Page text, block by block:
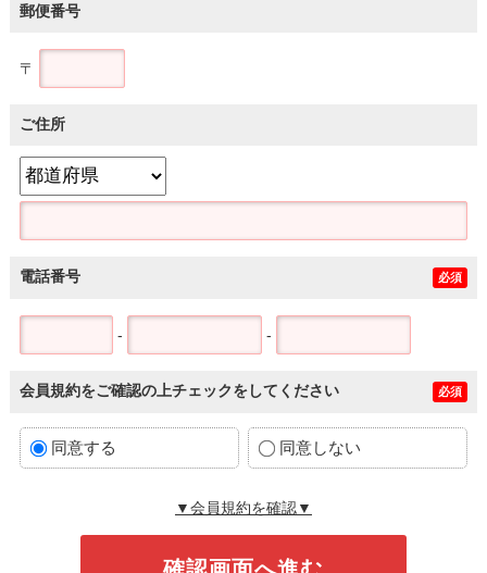
郵便番号
〒
ご住所
電話番号 必須
- -
会員規約をご確認の上チェックをしてください 必須
同意する 同意しない
▼会員規約を確認▼